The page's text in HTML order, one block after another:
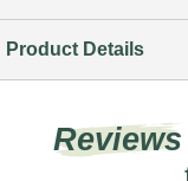
Product Details
Reviews